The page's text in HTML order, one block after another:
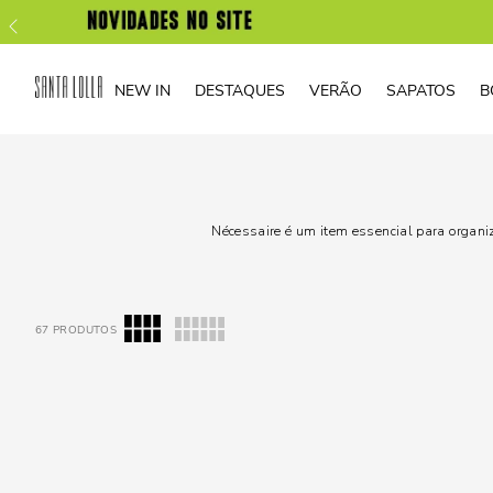
NEW IN DESTAQUES VERÃO SAPATOS
Nécessaire é um item essencial para
67 PRODUTOS